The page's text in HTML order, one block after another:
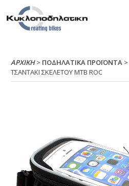
ΑΡΧΙΚΉ> ΠΟΔΗΛΑΤΙΚΑ ΠΡΟΪΟΝΤΑ
ΤΣΑΝΤΑΚΙ ΣΚΕΛΕΤΟΥ ΜΤΒ RΟC